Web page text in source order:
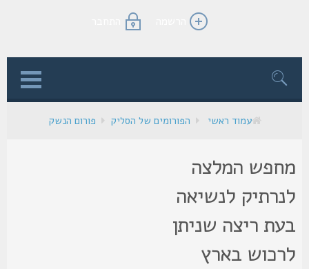
הרשמה התחבר
עמוד ראשי הפורומים של הסליק פורום הנשק
המלצה
לנשיאה
ריצה שניתן
בארץ